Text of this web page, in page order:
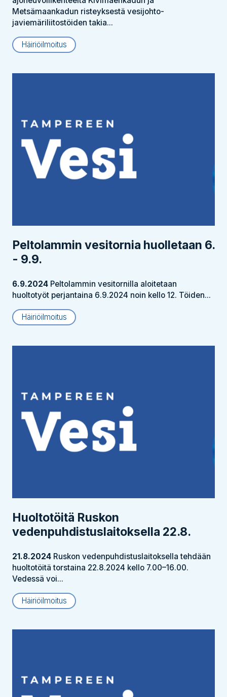
Metsämaankadun risteyksestä vesijohto-
javiemäriliitostöiden takia...
Häiriöilmoitus
Peltolammin vesitornia huolletaan 6.
- 9.9.
6.9.2024 Peltolammin vesitornilla aloitetaan
huoltotyöt perjantaina 6.9.2024 noin kello 12. Töiden...
Häiriöilmoitus
Huoltotöitä Ruskon
vedenpuhdistus­laitoksella 22.8.
21.8.2024 Ruskon vedenpuhdistuslaitoksella tehdään
huoltotöitä torstaina 22.8.2024 kello 7.00–16.00.
Vedessä voi...
Häiriöilmoitus